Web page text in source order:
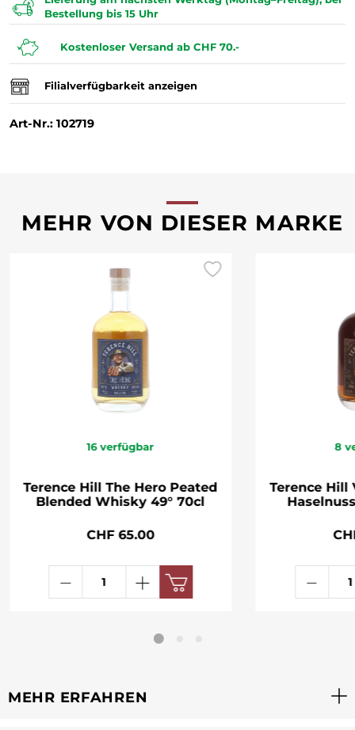
Bestellung bis 15 Uhr
Kostenloser Versand ab CHF 70.-
Filialverfügbarkeit anzeigen
Art-Nr.: 102719
MEHR VON DIESER MARKE
16 verfügbar
Terence Hill The Hero Peated
Blended Whisky 49° 70cl
CHF 65.00
8
Terence Hill
MEHR ERFAHREN